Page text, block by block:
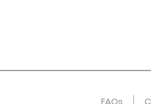
FAQs